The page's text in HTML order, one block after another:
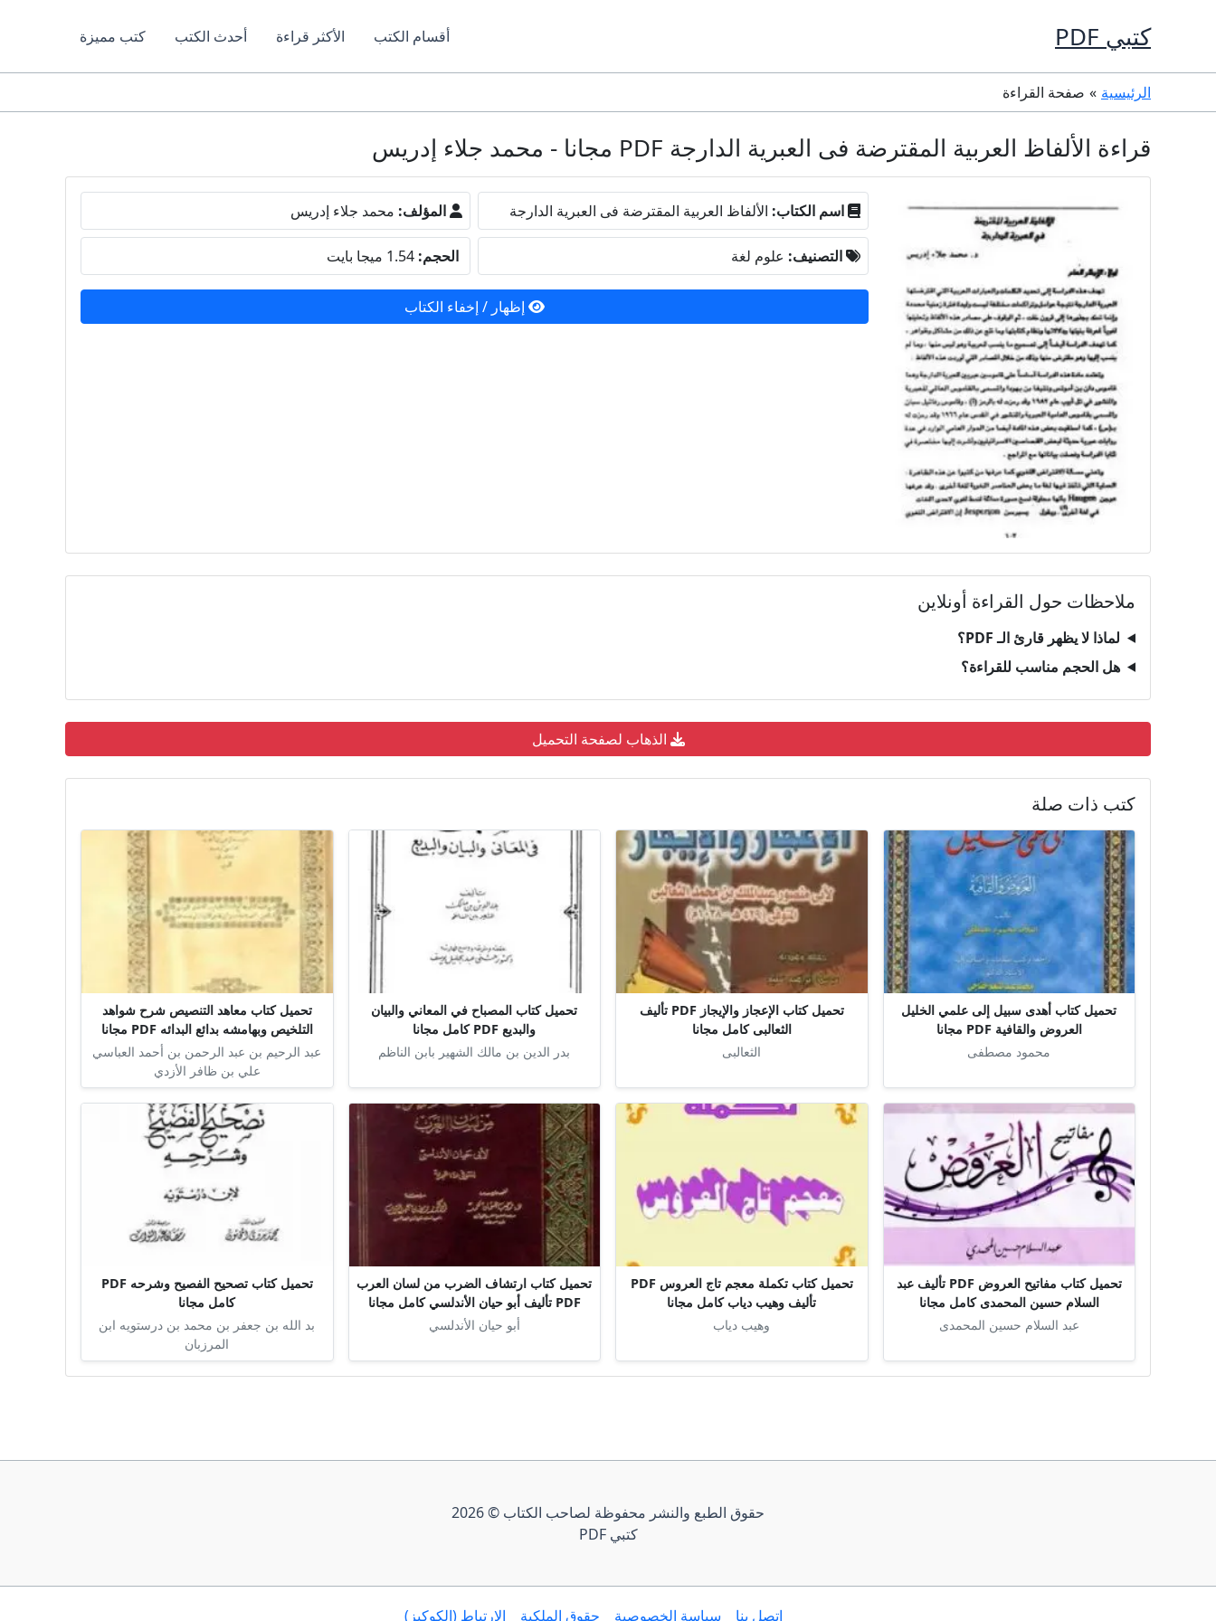
كتبي PDF أقسام الكتب الأكثر قراءة أحدث الكتب كتب مميزة
الرئيسية صفحة القراءة
قراءة الألفاظ العربية المقترضة فى العبرية الدارجة PDF مجانا - محمد جلاء إدريس
اسم الكتاب: الألفاظ العربية المقترضة فى العبرية الدارجة المؤلف: محمد جلاء إدريس
التصنيف: علوم لغة الحجم:
إظهار / إخفاء الكتاب
ملاحظات حول القراءة أونلاين
لماذا لا يظهر قارئ الـ PDF؟
هل الحجم مناسب للقراءة؟
الذهاب لصفحة التحميل
كتب ذات صلة
تحميل كتاب أهدى سبيل إلى علمي الخليل
العروض والقافية PDF مجانا
محمود مصطفى
تحميل كتاب الإعجاز والإيجاز PDF تأليف
الثعالبى كامل مجانا
الثعالبى
تحميل كتاب المصباح في المعاني والبيان
والبديع PDF كامل مجانا
بدر الدين بن مالك الشهير بابن الناظم
تحميل كتاب معاهد التنصيص شرح شواهد
التلخيص وبهامشه بدائع البدائه PDF مجانا
عبد الرحيم بن عبد الرحمن بن أحمد العباسي
علي بن ظافر الأزدي
تحميل كتاب مفاتيح العروض PDF تأليف عبد
السلام حسين المحمدى كامل مجانا
عبد السلام حسين المحمدى
تحميل كتاب تكملة معجم تاج العروس PDF
تأليف وهيب دياب كامل مجانا
وهيب دياب
تحميل كتاب ارتشاف الضرب من لسان العرب
PDF تأليف أبو حيان الأندلسي كامل مجانا
أبو حيان الأندلسي
تحميل كتاب تصحيح الفصيح وشرحه PDF
كامل مجانا
بد الله بن جعفر بن محمد بن درستويه ابن
المرزبان
حقوق الطبع والنشر محفوظة لصاحب الكتاب © 2026
كتبي PDF
إتصل بنا سياسة الخصوصية حقوق الملكية الارتباط (الكوكيز)